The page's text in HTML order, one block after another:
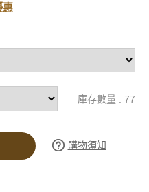
惠
庫存數量 : 77
購物須知